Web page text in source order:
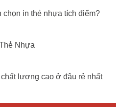
chọn in thẻ nhựa tích điểm?
Nhựa
chất lượng cao ở đâu rẻ nhất